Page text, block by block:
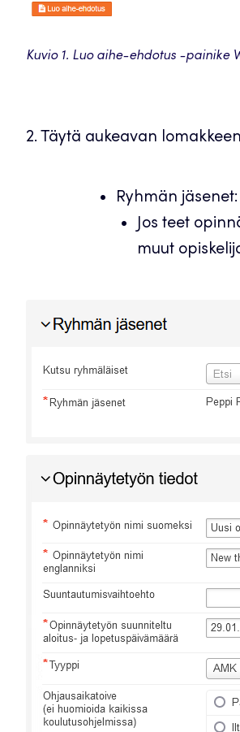
Kuvio 1. Luo aihe-ehdotus -painike
2. Täytä aukeavan
Ryhmän jäsenet:
Jos teet
muut